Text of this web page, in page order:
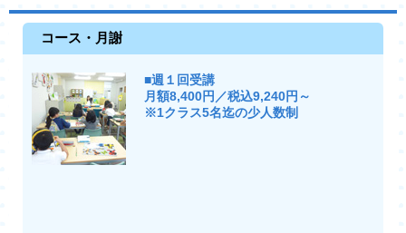
コース・月謝
■週１回受講
月額8,400円／税込9,240円～
※1クラス5名迄の少人数制